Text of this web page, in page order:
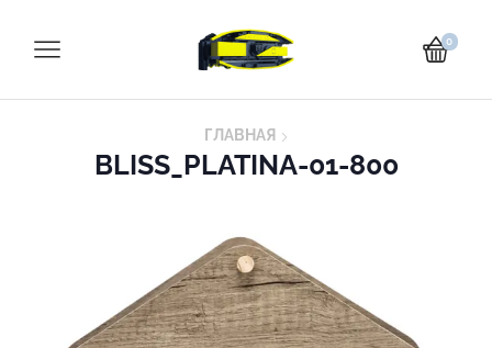
0
ГЛАВНАЯ
BLISS_PLATINA-01-800